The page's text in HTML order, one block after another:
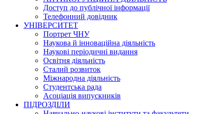
Доступ до публічної інформації
Телефонний довідник
УНІВЕРСИТЕТ
Портрет ЧНУ
Наукова й інноваційна діяльність
Наукові періодичні видання
Освітня діяльність
Сталий розвиток
Міжнародна діяльність
Студентська рада
Асоціація випускників
ПІДРОЗДІЛИ